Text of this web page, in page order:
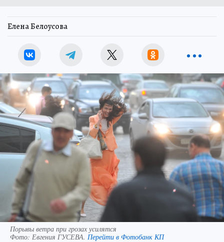
Елена Белоусова
Порывы ветра при грозах усилятся
Фото: Евгения ГУСЕВА. Перейти в Фотобанк КП